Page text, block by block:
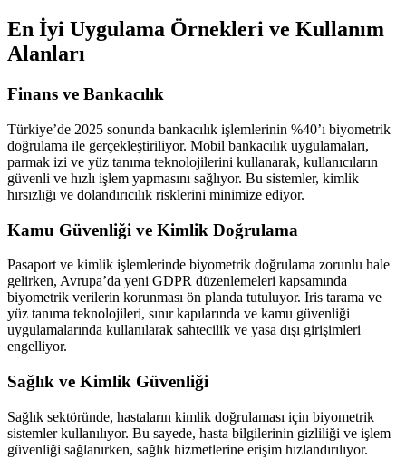
En İyi Uygulama Örnekleri ve Kullanım
Alanları
Finans ve Bankacılık
Türkiye’de 2025 sonunda bankacılık işlemlerinin %40’ı biyometrik
doğrulama ile gerçekleştiriliyor. Mobil bankacılık uygulamaları,
parmak izi ve yüz tanıma teknolojilerini kullanarak, kullanıcıların
güvenli ve hızlı işlem yapmasını sağlıyor. Bu sistemler, kimlik
hırsızlığı ve dolandırıcılık risklerini minimize ediyor.
Kamu Güvenliği ve Kimlik Doğrulama
Pasaport ve kimlik işlemlerinde biyometrik doğrulama zorunlu hale
gelirken, Avrupa’da yeni GDPR düzenlemeleri kapsamında
biyometrik verilerin korunması ön planda tutuluyor. Iris tarama ve
yüz tanıma teknolojileri, sınır kapılarında ve kamu güvenliği
uygulamalarında kullanılarak sahtecilik ve yasa dışı girişimleri
engelliyor.
Sağlık ve Kimlik Güvenliği
Sağlık sektöründe, hastaların kimlik doğrulaması için biyometrik
sistemler kullanılıyor. Bu sayede, hasta bilgilerinin gizliliği ve işlem
güvenliği sağlanırken, sağlık hizmetlerine erişim hızlandırılıyor.